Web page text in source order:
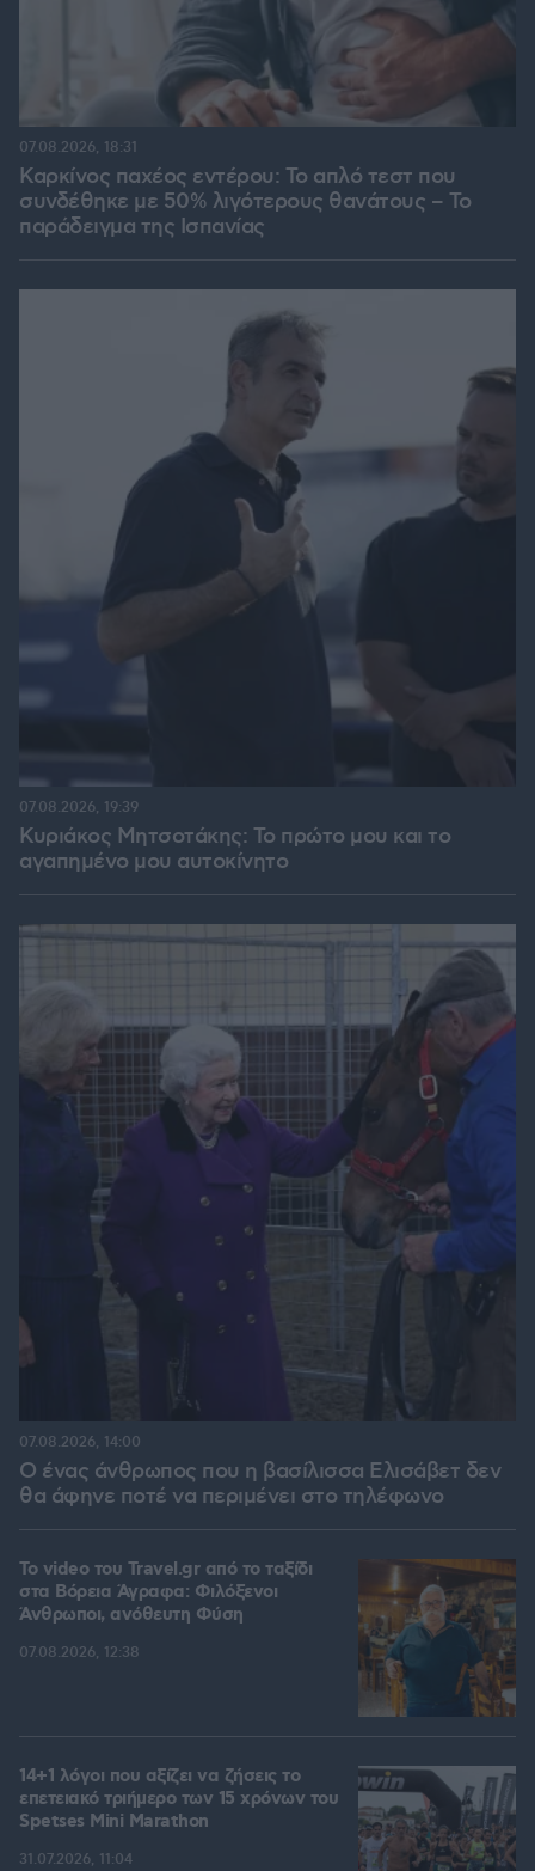
Καρκίνος παχέος εντέρου: Το απλό τεστ που
συνδέθηκε με 50% λιγότερους θανάτους – Το
παράδειγμα της Ισπανίας
07.08.2026, 18:31
Κυριάκος Μητσοτάκης: Το πρώτο μου και το
αγαπημένο μου αυτοκίνητο
07.08.2026, 19:39
Ο ένας άνθρωπος που η βασίλισσα Ελισάβετ δεν
θα άφηνε ποτέ να περιμένει στο τηλέφωνο
07.08.2026, 14:00
To video του Travel.gr από το ταξίδι
στα Βόρεια Άγραφα: Φιλόξενοι
Άνθρωποι, ανόθευτη Φύση
07.08.2026, 12:38
14+1 λόγοι που αξίζει να ζήσεις το
επετειακό τριήμερο των 15 χρόνων του
Spetses Mini Marathon
31.07.2026, 11:04